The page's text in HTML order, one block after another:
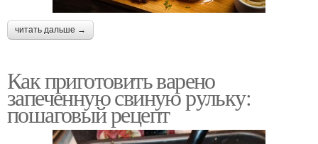
читать дальше →
Как приготовить варено
запеченную свиную рульку:
пошаговый рецепт